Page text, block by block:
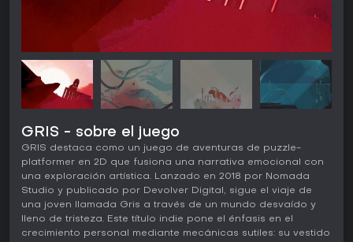
GRIS - sobre el juego
GRIS destaca como un juego de aventuras de puzzle-
platformer en 2D que fusiona una narrativa emocional con
una exploración artística. Lanzado en 2018 por Nomada
Studio y publicado por Devolver Digital, sigue el viaje de
una joven llamada Gris a través de un mundo desvaído y
lleno de tristeza. Este título indie pone el énfasis en el
crecimiento personal mediante mecánicas sutiles: su vestido